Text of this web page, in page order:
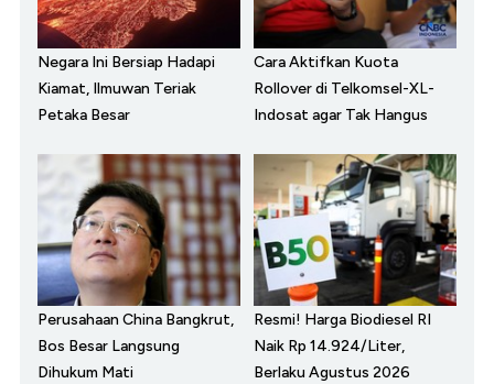
Negara Ini Bersiap Hadapi
Kiamat, Ilmuwan Teriak
Petaka Besar
Cara Aktifkan Kuota
Rollover di Telkomsel-XL-
Indosat agar Tak Hangus
Perusahaan China Bangkrut,
Bos Besar Langsung
Dihukum Mati
Resmi! Harga Biodiesel RI
Naik Rp 14.924/Liter,
Berlaku Agustus 2026